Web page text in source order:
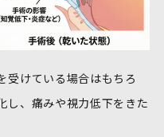
受けている場合はもちろ
し、痛みや視力低下をきた